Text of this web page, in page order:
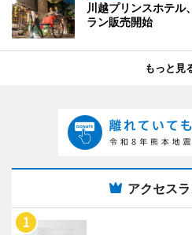
川越プリンスホテル
ラン販売開始
もっと見
アクセス